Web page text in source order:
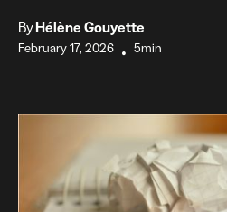
ByHélène Gouyette
February 17, 2026 • 5min